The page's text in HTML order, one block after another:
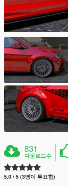
831
다운로드수
5.0 / 5 (3명이 투표함)